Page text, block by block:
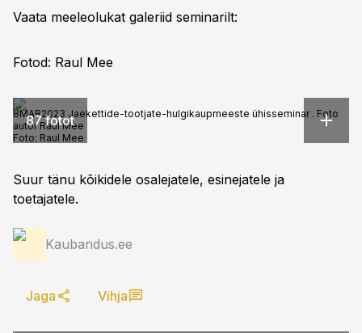
Vaata meeleolukat galeriid seminarilt:
Fotod: Raul Mee
87 fotot
8MAR2023 Jaekettide-tootjate-hulgikaupmeeste ühisseminar . Foto
autor Raul Mee
Foto: Raul Mee
Suur tänu kõikidele osalejatele, esinejatele ja
toetajatele.
Kaubandus.ee
Jaga Vihja